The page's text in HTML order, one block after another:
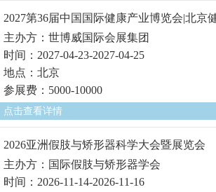
2027第36届中国国际健康产业博览会|北京
主办方：世博威国际会展集团
时间：2027-04-23-2027-04-25
地点：北京
参展费：5000-10000
点击查看详情
2026亚洲假肢与矫形器科学大会暨展览会
主办方：国际假肢与矫形器学会
时间：2026-11-14-2026-11-16